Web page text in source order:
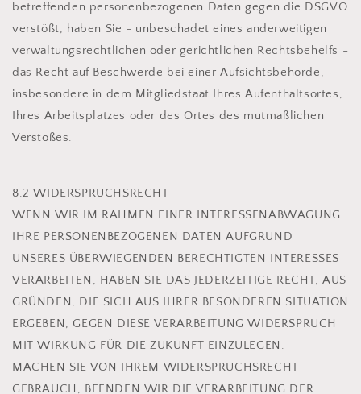
betreffenden personenbezogenen Daten gegen die DSGVO
verstößt, haben Sie - unbeschadet eines anderweitigen
verwaltungsrechtlichen oder gerichtlichen Rechtsbehelfs -
das Recht auf Beschwerde bei einer Aufsichtsbehörde,
insbesondere in dem Mitgliedstaat Ihres Aufenthaltsortes,
Ihres Arbeitsplatzes oder des Ortes des mutmaßlichen
Verstoßes.
8.2 WIDERSPRUCHSRECHT
WENN WIR IM RAHMEN EINER INTERESSENABWÄGUNG
IHRE PERSONENBEZOGENEN DATEN AUFGRUND
UNSERES ÜBERWIEGENDEN BERECHTIGTEN INTERESSES
VERARBEITEN, HABEN SIE DAS JEDERZEITIGE RECHT, AUS
GRÜNDEN, DIE SICH AUS IHRER BESONDEREN SITUATION
ERGEBEN, GEGEN DIESE VERARBEITUNG WIDERSPRUCH
MIT WIRKUNG FÜR DIE ZUKUNFT EINZULEGEN.
MACHEN SIE VON IHREM WIDERSPRUCHSRECHT
GEBRAUCH, BEENDEN WIR DIE VERARBEITUNG DER